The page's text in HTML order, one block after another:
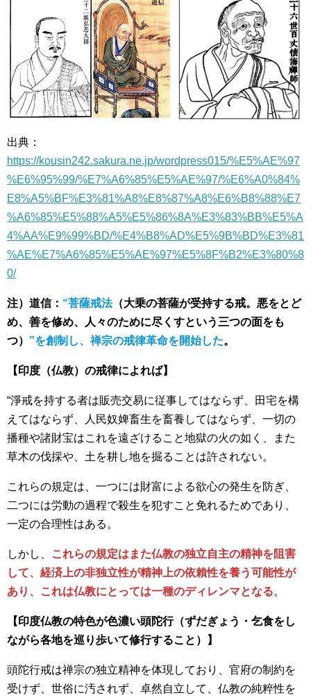
出典：
https://kousin242.sakura.ne.jp/wordpress015/%E5%AE%97
%E6%95%99/%E7%A6%85%E5%AE%97/%E6%A0%84%
E8%A5%BF%E3%81%A8%E8%87%A8%E6%B8%88%E7
%A6%85%E5%88%A5%E5%86%8A%E3%83%BB%E5%A
4%AA%E9%99%BD/%E4%B8%AD%E5%9B%BD%E3%81
%AE%E7%A6%85%E5%AE%97%E5%8F%B2%E3%80%8
0/
注） 道信： “菩薩戒法（大乗の菩薩が受持する戒。悪をとど
め、善を修め、人々のために尽くすという三つの面をも
つ） ”を創制し、禅宗の戒律革命を開始した。
【印度（仏教）の戒律によれば】
“淨戒を持する者は販売交易に従事してはならず、田宅を構
えてはならず、人民奴婢畜生を畜養してはならず、一切の
播種や諸財宝はこれを遠ざけること地獄の火の如く、また
草木の伐採や、土を耕し地を掘ることは許されない。
これらの規定は、一つには財富による欲心の発生を防ぎ、
二つには労動の過程で殺生を犯すこと免れるためであり、
一定の合理性はある。
しかし、
これらの規定はまた仏教の独立自主の精神を阻害
して、経済上の非独立性が精神上の依賴性を養う可能性が
あり、これは仏教にとっては一種のディレンマとなる。
【印度仏教の特色が色濃い頭陀行（ずだぎょう・乞食をし
ながら各地を巡り歩いて修行すること）】
頭陀行戒は禅宗の独立精神を体現しており、官府の制約を
受けず、世俗に汚されず、卓然自立して、仏教の純粹性を